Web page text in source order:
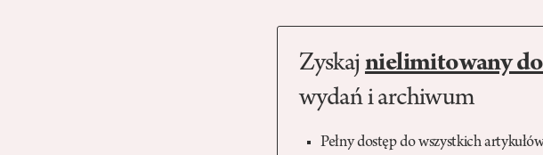
Zyskaj nielimitowany
wydań i archiwum
Pełny dostęp do wszystkich